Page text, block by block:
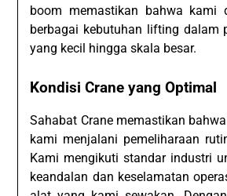
boom memastikan bahwa kami
berbagai kebutuhan lifting dalam
yang kecil hingga skala besar.
Kondisi Crane yang Optimal
Sahabat Crane memastikan
kami menjalani pemeliharaan
Kami mengikuti standar industri
keandalan dan keselamatan